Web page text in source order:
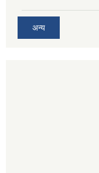
अन्य